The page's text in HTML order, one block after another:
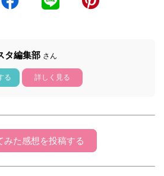
タ編集部 さん
る 詳しく見る
みた感想を投稿する